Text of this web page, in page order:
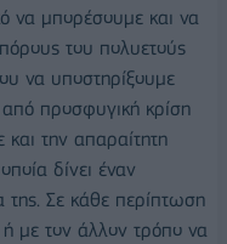
να μπορέσουμε και να
του πολυετούς
να υποστηρίξουμε
από προσφυγική κρίση
την απαραίτητη
δίνει έναν
της. Σε κάθε περίπτωση
με τον άλλον τρόπο να